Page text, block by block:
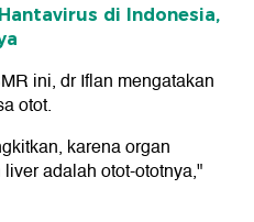
di Indonesia,
ini, dr Iflan mengatakan
otot.
karena organ
adalah otot-ototnya,"